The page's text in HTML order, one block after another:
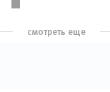
смотреть еще